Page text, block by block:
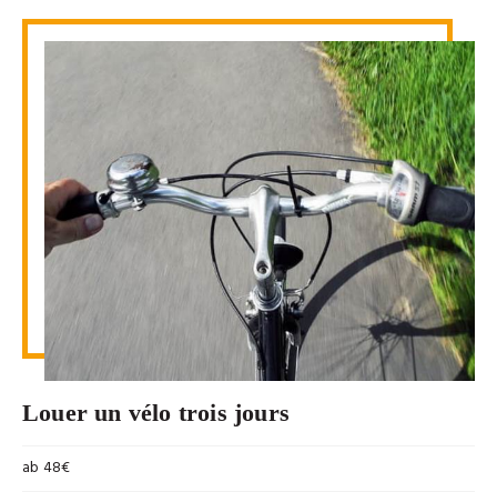
Louer un vélo trois jours
ab 48€